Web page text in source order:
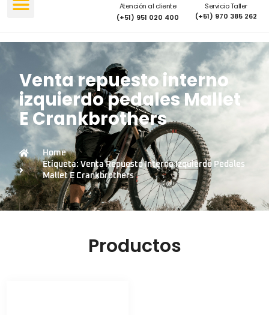
Atención al cliente
(+51) 951 020 400
Servicio Taller
(+51) 970 385 262
Venta repuesto interno
izquierdo pedales Mallet
E Crankbrothers
Home
Etiqueta: Venta Repuesto Interno Izquierdo Pedales
Mallet E Crankbrothers
Productos